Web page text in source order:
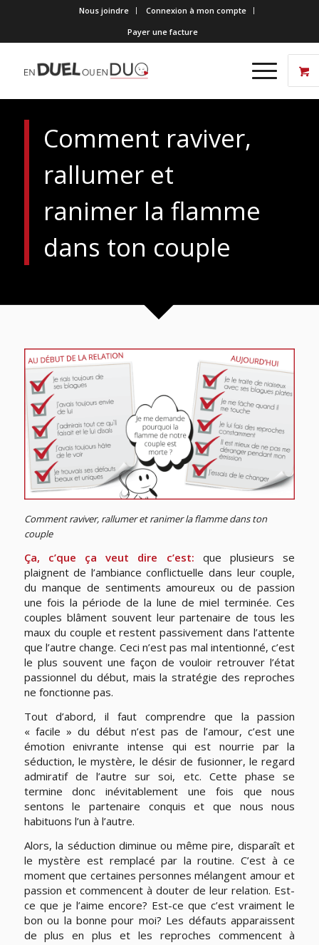
Nous joindre
Connexion à mon compte
Payer une facture
Comment raviver,
rallumer et
ranimer la flamme
dans ton couple
Comment raviver, rallumer et ranimer la flamme dans ton
couple
Ça, c’que ça veut dire c’est: que plusieurs se
plaignent de l’ambiance conflictuelle dans leur couple,
du manque de sentiments amoureux ou de passion
une fois la période de la lune de miel terminée. Ces
couples blâment souvent leur partenaire de tous les
maux du couple et restent passivement dans l’attente
que l’autre change. Ceci n’est pas mal intentionné, c’est
le plus souvent une façon de vouloir retrouver l’état
passionnel du début, mais la stratégie des reproches
ne fonctionne pas.
Tout d’abord, il faut comprendre que la passion
« facile » du début n’est pas de l’amour, c’est une
émotion enivrante intense qui est nourrie par la
séduction, le mystère, le désir de fusionner, le regard
admiratif de l’autre sur soi, etc. Cette phase se
termine donc inévitablement une fois que nous
sentons le partenaire conquis et que nous nous
habituons l’un à l’autre.
Alors, la séduction diminue ou même pire, disparaît et
le mystère est remplacé par la routine. C’est à ce
moment que certaines personnes mélangent amour et
passion et commencent à douter de leur relation. Est-
ce que je l’aime encore? Est-ce que c’est vraiment le
bon ou la bonne pour moi? Les défauts apparaissent
de plus en plus et les reproches commencent à